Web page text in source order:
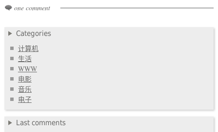
one comment
Categories
计算机
生活
WWW
电影
音乐
电子
Last comments